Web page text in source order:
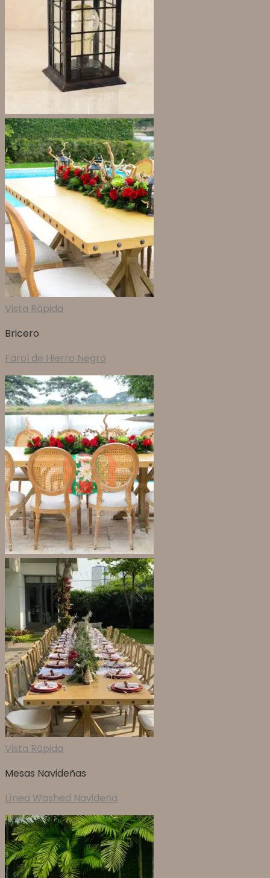
Vista Rápida
Bricero
Farol de Hierro Negro
Vista Rápida
Mesas Navideñas
Línea Washed Navideña